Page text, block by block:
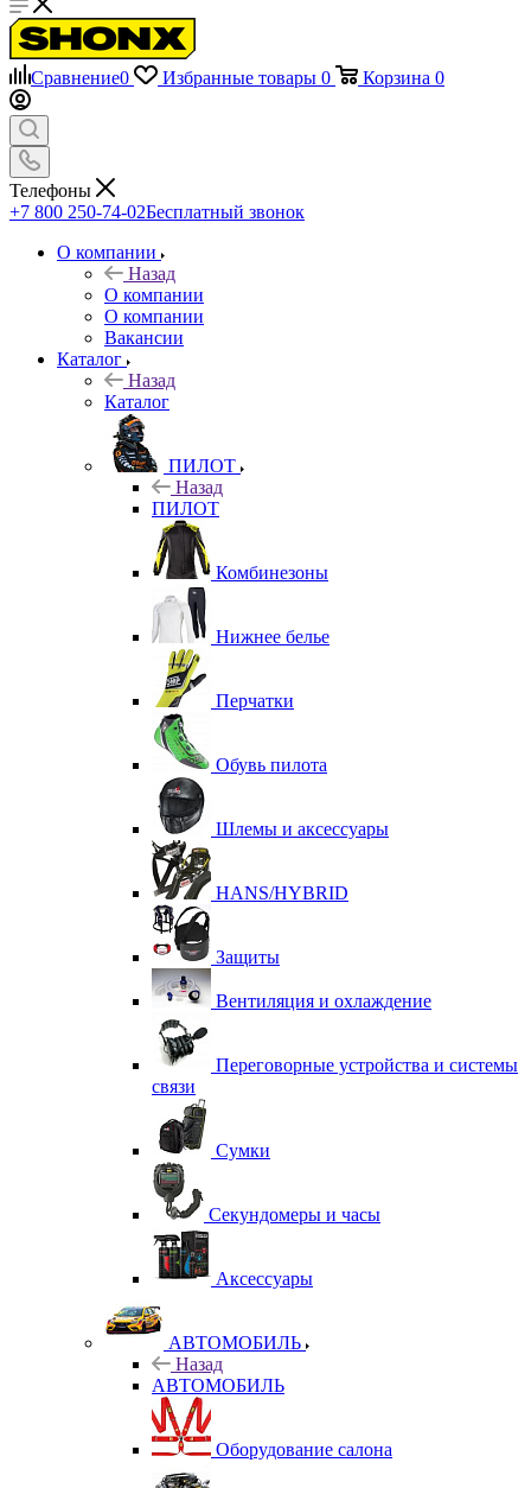
Сравнение0 Избранные товары 0 Корзина 0
Телефоны
+7 800 250-74-02Бесплатный звонок
О компании
Назад
О компании
О компании
Вакансии
Каталог
Назад
Каталог
ПИЛОТ
Назад
ПИЛОТ
Комбинезоны
Нижнее белье
Перчатки
Обувь пилота
Шлемы и аксессуары
HANS/HYBRID
Защиты
Вентиляция и охлаждение
Переговорные устройства и системы
связи
Сумки
Секундомеры и часы
Аксессуары
АВТОМОБИЛЬ
Назад
АВТОМОБИЛЬ
Оборудование салона